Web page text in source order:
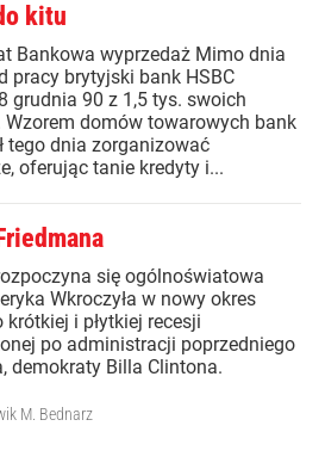
kitu
Bankowa wyprzedaż Mimo dnia
pracy brytyjski bank HSBC
grudnia 90 z 1,5 tys. swoich
Wzorem domów towarowych bank
tego dnia zorganizować
oferując tanie kredyty i...
się ogólnoświatowa
Wkroczyła w nowy okres
krótkiej i płytkiej recesji
po administracji poprzedniego
demokraty Billa Clintona.
M. Bednarz